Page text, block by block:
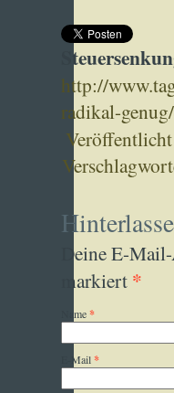
http://
radikal-
Deine E-
markiert *
Name*
E-Mail*